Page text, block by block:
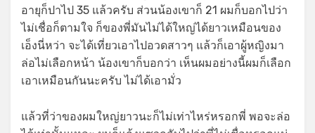
อายุก็ปาไป 35 แล้วครับ ส่วนน้องเขาก็ 21 ผมก็บอกไปว่า
ไม่เชื่อก็ตามใจ ก็ของพี่มันไม่ได้ใหญ่ได้ยาวเหมือนของ
เอ็งนี่หว่า จะได้เที่ยวเอาไปอวดสาวๆ แล้วก็เอาผู้หญิงมา
ล่อไม่เลือกหน้า น้องเขาก็บอกว่า เห็นผมอย่างนี้ผมก็เลือก
เอาเหมือนกันนะครับ ไม่ได้เอามั่ว
แล้วที่ว่าของผมใหญ่ยาวนะก็ไม่เท่าไหร่หรอกพี่ พอจะล่อ